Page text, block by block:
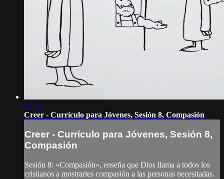
02:15
Creer - Currículo para Jóvenes, Sesión 8, Compasión
Creer - Currículo para Jóvenes, Sesión 8,
Compasión
Sesión 8: «Compasión», enseña que Dios llama a todos los
cristianos a mostrarles compasión a las personas necesitadas.